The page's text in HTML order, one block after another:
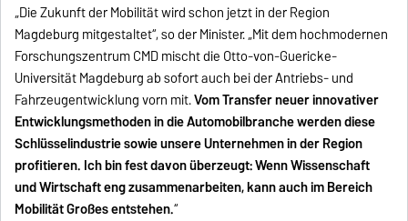
„Die Zukunft der Mobilität wird schon jetzt in der Region
Magdeburg mitgestaltet“, so der Minister. „Mit dem hochmodernen
Forschungszentrum CMD mischt die Otto-von-Guericke-
Universität Magdeburg ab sofort auch bei der Antriebs- und
Fahrzeugentwicklung vorn mit.Vom Transfer neuer innovativer
Entwicklungsmethoden in die Automobilbranche werden diese
Schlüsselindustrie sowie unsere Unternehmen in der Region
profitieren. Ich bin fest davon überzeugt: Wenn Wissenschaft
und Wirtschaft eng zusammenarbeiten, kann auch im Bereich
Mobilität Großes entstehen.“